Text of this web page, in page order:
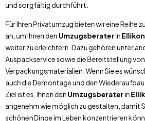
und sorgfältig durchführt.
Für Ihren Privatumzug bieten wir eine Reihe
an, um Ihnen den Umzugsberaterin
weiter zu erleichtern. Dazu gehören unter
Auspackservice sowie die Bereitstellung von
Verpackungsmaterialien. Wenn Sie es
auch die Demontage und den Wiederaufbau
Ziel ist es, Ihnen den Umzugsberaterin
angenehm wie möglich zu gestalten, damit
schönen Dinge im Leben konzentrieren